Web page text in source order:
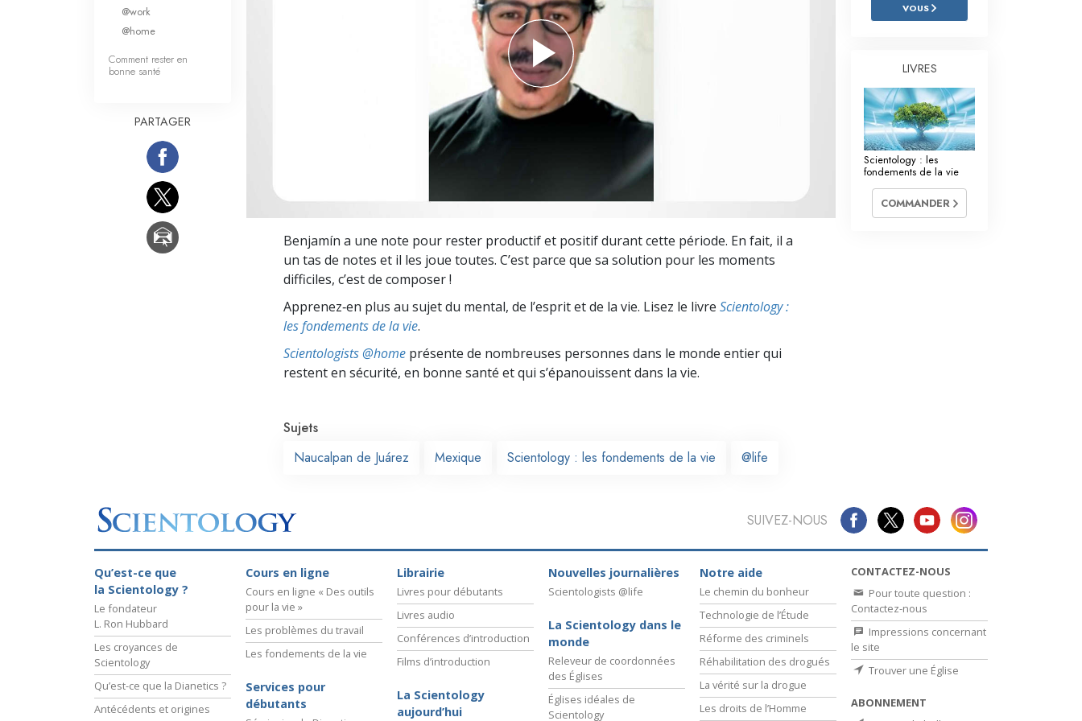
L’échelle des tons émotionnels
Des outils pour le monde du travail
L’éthique et les conditions
La raison de l’oppression
Les investigations
Benjamín a une note pour rester productif et positif durant cette période. En fait, il a
un tas de notes et il les joue toutes. C’est parce que sa solution pour les moments
difficiles, c’est de composer !
Apprenez‑en plus au sujet du mental, de l’esprit et de la vie. Lisez le livre Scientology :
les fondements de la vie.
Scientologists @home présente de nombreuses personnes dans le monde entier qui
restent en sécurité, en bonne santé et qui s’épanouissent dans la vie.
Sujets
Naucalpan de Juárez
Mexique Scientology : les fondements de la vie @life
@work
@home
Comment rester en
bonne santé
PARTAGER
VOUS
LIVRES
Scientology : les
fondements de la vie
COMMANDER
SUIVEZ-NOUS
Qu’est-ce que
la Scientology ?
Le fondateur
L. Ron Hubbard
Les croyances de
Scientology
Qu’est-ce que la Dianetics ?
Antécédents et origines
Cours en ligne
Cours en ligne « Des outils
pour la vie »
Les problèmes du travail
Les fondements de la vie
Services pour
débutants
Librairie
Livres pour débutants
Livres audio
Conférences d’introduction
Films d’introduction
La Scientology
aujourd’hui
Nouvelles journalières
Scientologists @life
La Scientology dans le
monde
Releveur de coordonnées
des Églises
Églises idéales de
Scientology
Notre aide
Le chemin du bonheur
Technologie de l’Étude
Réforme des criminels
Réhabilitation des drogués
La vérité sur la drogue
Les droits de l’Homme
CONTACTEZ-NOUS
Pour toute question :
Contactez-nous
Impressions concernant
le site
Trouver une Église
ABONNEMENT